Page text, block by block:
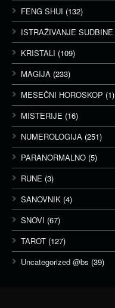
FENG SHUI (132)
ISTRAŽIVANJE SUDBINE
KRISTALI (109)
MAGIJA (233)
MESEČNI HOROSKOP (1)
MISTERIJE (16)
NUMEROLOGIJA (251)
PARANORMALNO (5)
RUNE (3)
SANOVNIK (4)
SNOVI (67)
TAROT (127)
Uncategorized @bs (39)